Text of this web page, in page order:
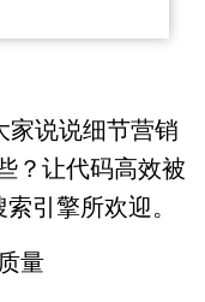
家说说细节营销
？让代码高效被
引擎所欢迎。
量